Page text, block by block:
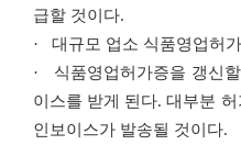
급할 것이다.
· 대규모 업소 식품영업허
· 식품영업허가증을 갱신
이스를 받게 된다.대부분
인보이스가 발송될 것이다.